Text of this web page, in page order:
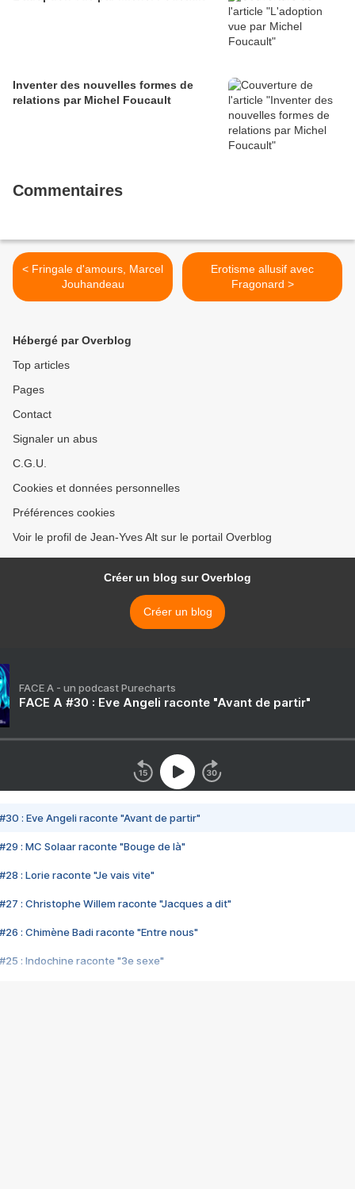
Inventer des nouvelles formes de
relations par Michel Foucault
Commentaires
< Fringale d'amours, Marcel
Jouhandeau
Erotisme allusif avec
Fragonard >
Hébergé par Overblog
Top articles
Pages
Contact
Signaler un abus
C.G.U.
Cookies et données personnelles
Préférences cookies
Voir le profil de Jean-Yves Alt sur le portail Overblog
Créer un blog sur Overblog
Créer un blog
FACE A - un podcast Purecharts
FACE A #30 : Eve Angeli raconte "Avant de partir"
#30 : Eve Angeli raconte "Avant de partir"
#29 : MC Solaar raconte "Bouge de là"
#28 : Lorie raconte "Je vais vite"
#27 : Christophe Willem raconte "Jacques a dit"
#26 : Chimène Badi raconte "Entre nous"
#25 : Indochine raconte "3e sexe"